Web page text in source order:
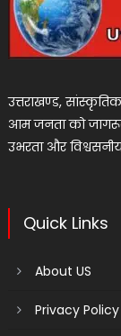
उत्तराखण्ड,
आम जनता को जागरूक
उभरता और
Quick Links
About US
Privacy Policy